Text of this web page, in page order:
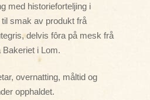
med historieforteljing i
smak av produkt frå
delvis fôra på mesk frå
Bakeriet i Lom.
overnatting, måltid og
opphaldet.